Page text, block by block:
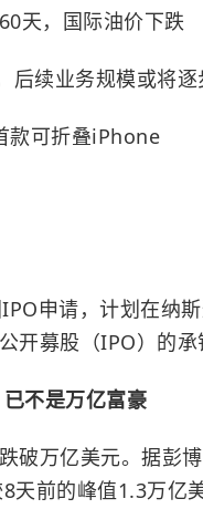
天，国际油价下跌
后续业务规模或将逐
款可折叠iPhone
申请，计划在纳斯
开募股（IPO）的承
不是万亿富豪
破万亿美元。据彭
天前的峰值1.3万亿